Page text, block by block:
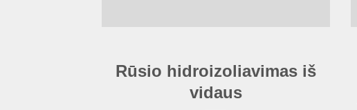
Rūsio hidroizoliavimas iš
vidaus